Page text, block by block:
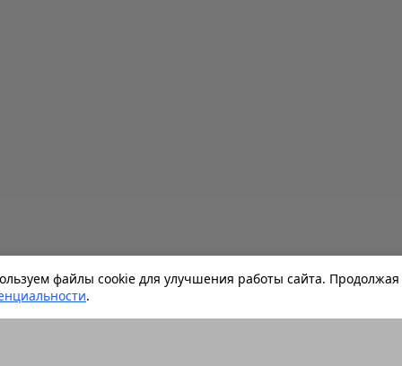
файлы cookie для улучшения работы сайта.
.